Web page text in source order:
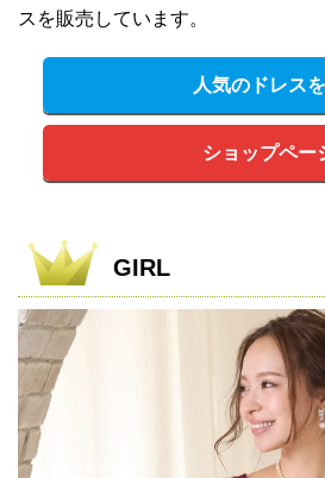
スを販売しています。
人気のドレス
ショップペー
GIRL